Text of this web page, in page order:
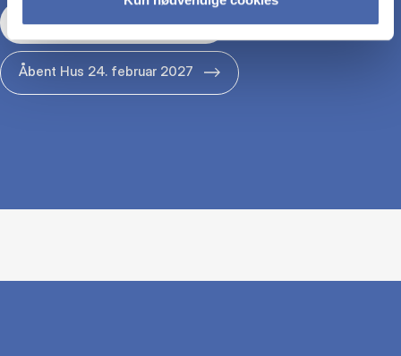
Åbent Hus 29. januar 2027
Åbent Hus 24. februar 2027